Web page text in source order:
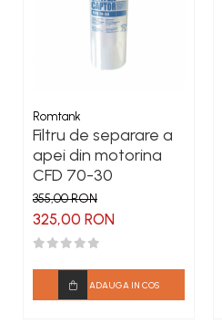
Romtank
Filtru de separare a
apei din motorina
CFD 70-30
355,00 RON
325,00 RON
ADAUGA IN COS